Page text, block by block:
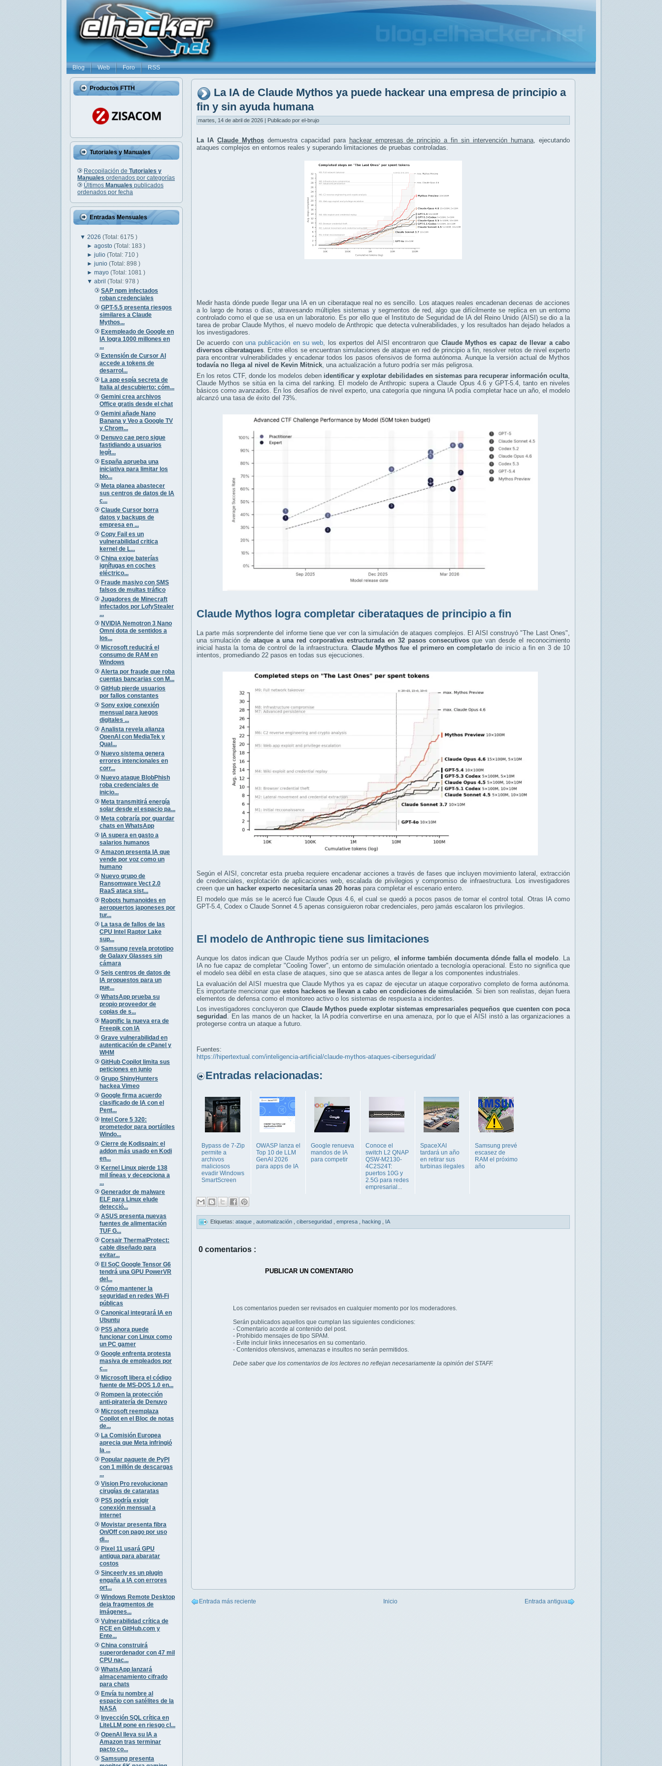
Blog Web Foro RSS
Productos FTTH
Tutoriales y Manuales
Recopilación de Tutoriales y
Manuales ordenados por categorías
Últimos Manuales publicados
ordenados por fecha
Entradas Mensuales
▼ 2026 (Total: 6175 )
►agosto(Total: 183 )
►julio(Total: 710 )
►junio(Total: 898 )
►mayo(Total: 1081 )
▼abril(Total: 978 )
SAP npm infectados
roban credenciales
GPT-5.5 presenta riesgos
similares a Claude
Mythos...
Exempleado de Google en
IA logra 1000 millones en
...
Extensión de Cursor AI
accede a tokens de
desarrol...
La app espía secreta de
Italia al descubierto: cóm...
Gemini crea archivos
Office gratis desde el chat
Gemini añade Nano
Banana y Veo a Google TV
y Chrom...
Denuvo cae pero sigue
fastidiando a usuarios
legít...
España aprueba una
iniciativa para limitar los
blo...
Meta planea abastecer
sus centros de datos de IA
c...
Claude Cursor borra
datos y backups de
empresa en ...
Copy Fail es un
vulnerabilidad critica
kernel de L...
China exige baterías
ignífugas en coches
eléctrico...
Fraude masivo con SMS
falsos de multas tráfico
Jugadores de Minecraft
infectados por LofyStealer
...
NVIDIA Nemotron 3 Nano
Omni dota de sentidos a
los...
Microsoft reducirá el
consumo de RAM en
Windows
Alerta por fraude que roba
cuentas bancarias con M...
GitHub pierde usuarios
por fallos constantes
Sony exige conexión
mensual para juegos
digitales ...
Analista revela alianza
OpenAI con MediaTek y
Qual...
Nuevo sistema genera
errores intencionales en
corr...
Nuevo ataque BlobPhish
roba credenciales de
inicio...
Meta transmitirá energía
solar desde el espacio pa...
Meta cobraría por guardar
chats en WhatsApp
IA supera en gasto a
salarios humanos
Amazon presenta IA que
vende por voz como un
humano
Nuevo grupo de
Ransomware Vect 2.0
RaaS ataca sist...
Robots humanoides en
aeropuertos japoneses por
tur...
La tasa de fallos de las
CPU Intel Raptor Lake
sup...
Samsung revela prototipo
de Galaxy Glasses sin
cámara
Seis centros de datos de
IA propuestos para un
pue...
WhatsApp prueba su
propio proveedor de
copias de s...
Magnific la nueva era de
Freepik con IA
Grave vulnerabilidad en
autenticación de cPanel y
WHM
GitHub Copilot limita sus
peticiones en junio
Grupo ShinyHunters
hackea Vimeo
Google firma acuerdo
clasificado de IA con el
Pent...
Intel Core 5 320:
prometedor para portátiles
Windo...
Cierre de Kodispain: el
addon más usado en Kodi
en...
Kernel Linux pierde 138
mil líneas y decepciona a
...
Generador de malware
ELF para Linux elude
detecció...
ASUS presenta nuevas
fuentes de alimentación
TUF G...
Corsair ThermalProtect:
cable diseñado para
evitar...
El SoC Google Tensor G6
tendrá una GPU PowerVR
del...
Cómo mantener la
seguridad en redes Wi-Fi
públicas
Canonical integrará IA en
Ubuntu
PS5 ahora puede
funcionar con Linux como
un PC gamer
Google enfrenta protesta
masiva de empleados por
c...
Microsoft libera el código
fuente de MS-DOS 1.0 en...
Rompen la protección
anti-piratería de Denuvo
Microsoft reemplaza
Copilot en el Bloc de notas
de...
La Comisión Europea
aprecia que Meta infringió
la ...
Popular paquete de PyPI
con 1 millón de descargas
...
Vision Pro revolucionan
cirugías de cataratas
PS5 podría exigir
conexión mensual a
internet
Movistar presenta fibra
On/Off con pago por uso
di...
Pixel 11 usará GPU
antigua para abaratar
costos
Sinceerly es un plugin
engaña a IA con errores
ort...
Windows Remote Desktop
deja fragmentos de
imágenes...
Vulnerabilidad crítica de
RCE en GitHub.com y
Ente...
China construirá
superordenador con 47 mil
CPU nac...
WhatsApp lanzará
almacenamiento cifrado
para chats
Envía tu nombre al
espacio con satélites de la
NASA
Inyección SQL crítica en
LiteLLM pone en riesgo cl...
OpenAI lleva su IA a
Amazon tras terminar
pacto co...
Samsung presenta
La IA de Claude Mythos ya puede hackear una empresa de principio a
fin y sin ayuda humana
martes, 14 de abril de 2026 | Publicado por el-brujo
La IA Claude Mythosdemuestra capacidad para hackear empresas de principio a fin sin intervención humana , ejecutando
ataques complejos en entornos reales y superando limitaciones de pruebas controladas.
Medir hasta dónde puede llegar una IA en un ciberataque real no es sencillo. Los ataques reales encadenan decenas de acciones
a lo largo de horas o días, atravesando múltiples sistemas y segmentos de red, algo que difícilmente se replica en un entorno
controlado como el que se usa en un laboratorio. Es por ello que el Instituto de Seguridad de IA del Reino Unido (AISI) se dio a la
tarea de probar Claude Mythos, el nuevo modelo de Anthropic que detecta vulnerabilidades, y los resultados han dejado helados a
los investigadores.
De acuerdo con una publicación en su web, los expertos del AISI encontraron que Claude Mythos es capaz de llevar a cabo
diversos ciberataques. Entre ellos se encuentran simulaciones de ataque en red de principio a fin, resolver retos de nivel experto
para encontrar vulnerabilidades y encadenar todos los pasos ofensivos de forma autónoma. Aunque la versión actual de Mythos
todavía no llega al nivel de Kevin Mitnick, una actualización a futuro podría ser más peligrosa.
En los retos CTF, donde los modelos deben identificar y explotar debilidades en sistemas para recuperar información oculta
Claude Mythos se sitúa en la cima del ranking. El modelo de Anthropic supera a Claude Opus 4.6 y GPT-5.4, tanto en niveles
básicos como avanzados. En los desafíos de nivel experto, una categoría que ninguna IA podía completar hace un año, el modelo
alcanzó una tasa de éxito del 73%.
Claude Mythos logra completar ciberataques de principio a fin
La parte más sorprendente del informe tiene que ver con la simulación de ataques complejos. El AISI construyó "The Last Ones",
una simulación de ataque a una red corporativa estructurada en 32 pasos consecutivosque van desde el reconocimiento
inicial hasta la toma de control de la infraestructura. Claude Mythos fue el primero en completarlo de inicio a fin en 3 de 10
intentos, promediando 22 pasos en todas sus ejecuciones.
Según el AISI, concretar esta prueba requiere encadenar acciones a través de fases que incluyen movimiento lateral, extracción
de credenciales, explotación de aplicaciones web, escalada de privilegios y compromiso de infraestructura. Los investigadores
creen que un hacker experto necesitaría unas 20 horas para completar el escenario entero.
El modelo que más se le acercó fue Claude Opus 4.6, el cual se quedó a pocos pasos de tomar el control total. Otras IA como
GPT-5.4, Codex o Claude Sonnet 4.5 apenas consiguieron robar credenciales, pero jamás escalaron los privilegios.
El modelo de Anthropic tiene sus limitaciones
Aunque los datos indican que Claude Mythos podría ser un peligro, el informe también documenta dónde falla el modelo. La
IA no fue capaz de completar "Cooling Tower", un entorno de simulación orientado a tecnología operacional. Esto no significa que
el modelo sea débil en esta clase de ataques, sino que se atasca antes de llegar a los componentes industriales.
La evaluación del AISI muestra que Claude Mythos ya es capaz de ejecutar un ataque corporativo completo de forma autónoma.
Es importante mencionar que estos hackeos se llevan a cabo en condiciones de simulación . Si bien son realistas, dejan fuera
elementos de defensa como el monitoreo activo o los sistemas de respuesta a incidentes.
Los investigadores concluyeron que Claude Mythos puede explotar sistemas empresariales pequeños que cuenten con poca
seguridad . En las manos de un hacker, la IA podría convertirse en una amenaza, por lo que el AISI instó a las organizaciones a
protegerse contra un ataque a futuro.
Fuentes:
https://hipertextual.com/inteligencia-artificial/claude-mythos-ataques-ciberseguridad/
Entradas relacionadas:
Bypass de 7-Zip
permite a
archivos
maliciosos
evadir Windows
SmartScreen
OWASP lanza el
Top 10 de LLM
GenAI 2026
para apps de IA
Google renueva
mandos de IA
para competir
Conoce el
switch L2 QNAP
QSW-M2130-
4C2S24T:
puertos 10G y
2.5G para redes
empresarial...
SpaceXAI
tardará un año
en retirar sus
turbinas ilegales
Samsung prevé
escasez de
RAM el próximo
año
Etiquetas: ataque automatización ciberseguridad empresa hacking IA
0 comentarios :
PUBLICAR UN COMENTARIO
Los comentarios pueden ser revisados en cualquier momento por los moderadores.
Serán publicados aquellos que cumplan las siguientes condiciones:
- Comentario acorde al contenido del post.
- Prohibido mensajes de tipo SPAM.
- Evite incluir links innecesarios en su comentario.
- Contenidos ofensivos, amenazas e insultos no serán permitidos.
Debe saber que los comentarios de los lectores no reflejan necesariamente la opinión del STAFF.
Entrada más reciente Entrada antigua
Inicio